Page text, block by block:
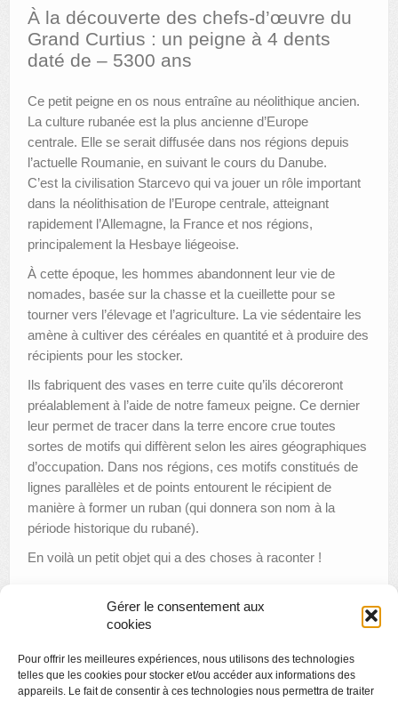
Gérer le consentement aux
cookies
Pour offrir les meilleures expériences, nous utilisons des technologies
telles que les cookies pour stocker et/ou accéder aux informations des
appareils. Le fait de consentir à ces technologies nous permettra de traiter
PUBLICATIONS
LES APPELS À PROJETS
À la découverte des chefs-d’œuvre du
Grand Curtius : un peigne à 4 dents
daté de – 5300 ans
Ce petit peigne en os nous entraîne au néolithique ancien.
La culture rubanée est la plus ancienne d’Europe
centrale. Elle se serait diffusée dans nos régions depuis
l’actuelle Roumanie, en suivant le cours du Danube.
C’est la civilisation Starcevo qui va jouer un rôle important
dans la néolithisation de l’Europe centrale, atteignant
rapidement l’Allemagne, la France et nos régions,
principalement la Hesbaye liégeoise.
À cette époque, les hommes abandonnent leur vie de
nomades, basée sur la chasse et la cueillette pour se
tourner vers l’élevage et l’agriculture. La vie sédentaire les
amène à cultiver des céréales en quantité et à produire des
récipients pour les stocker.
Ils fabriquent des vases en terre cuite qu’ils décoreront
préalablement à l’aide de notre fameux peigne. Ce dernier
leur permet de tracer dans la terre encore crue toutes
sortes de motifs qui diffèrent selon les aires géographiques
d’occupation. Dans nos régions, ces motifs constitués de
lignes parallèles et de points entourent le récipient de
manière à former un ruban (qui donnera son nom à la
période historique du rubané).
En voilà un petit objet qui a des choses à raconter !
À l’ombre de l’atelier : le métier de restaurateur
Visite virtuelle du Grand Curtius : la salle de la Préhistoire